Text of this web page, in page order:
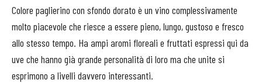
Colore paglierino con sfondo dorato è un vino complessivamente
molto piacevole che riesce a essere pieno, lungo, gustoso e fresco
allo stesso tempo. Ha ampi aromi floreali e fruttati espressi qui da
uve che hanno già grande personalità di loro ma che unite si
esprimono a livelli davvero interessanti.